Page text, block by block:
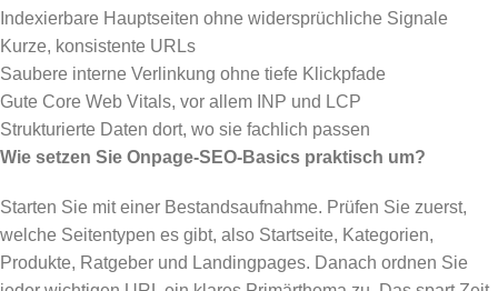
Indexierbare Hauptseiten ohne widersprüchliche Signale
Kurze, konsistente URLs
Saubere interne Verlinkung ohne tiefe Klickpfade
Gute Core Web Vitals, vor allem INP und LCP
Strukturierte Daten dort, wo sie fachlich passen
Wie setzen Sie Onpage-SEO-Basics praktisch um?
Starten Sie mit einer Bestandsaufnahme. Prüfen Sie zuerst,
welche Seitentypen es gibt, also Startseite, Kategorien,
Produkte, Ratgeber und Landingpages. Danach ordnen Sie